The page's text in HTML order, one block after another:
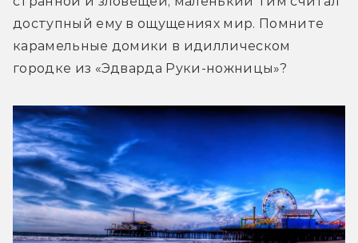
доступный ему в ощущениях мир. Помните
карамельные домики в идиллическом
городке из «Эдварда Руки-ножницы»?